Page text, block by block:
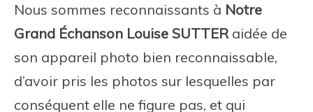
Nous sommes reconnaissants à Notre
Grand Échanson Louise SUTTERaidée de
son appareil photo bien reconnaissable,
d’avoir pris les photos sur lesquelles par
conséquent elle ne figure pas, et qui